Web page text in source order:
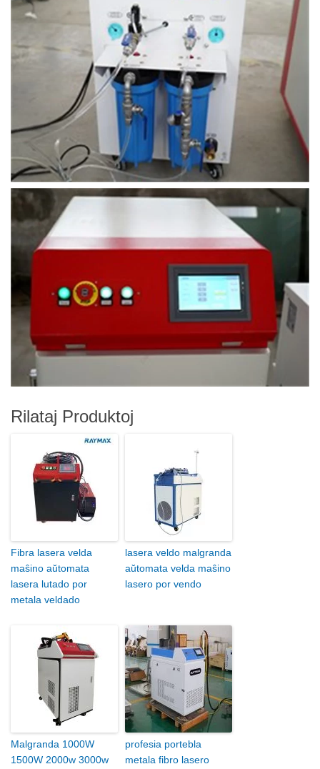
Rilataj Produktoj
Fibra lasera velda
maŝino aŭtomata
lasera lutado por
metala veldado
lasera veldo malgranda
aŭtomata velda maŝino
lasero por vendo
Malgranda 1000W
1500W 2000w 3000w
profesia portebla
metala fibro lasero